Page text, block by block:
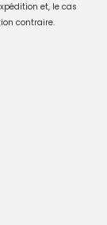
et, le cas
contraire.